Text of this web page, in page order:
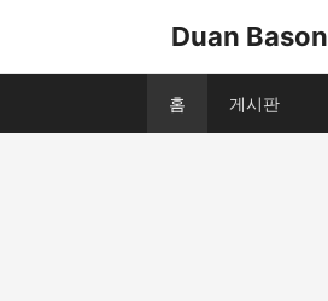
Duan Bason
홈 게시판